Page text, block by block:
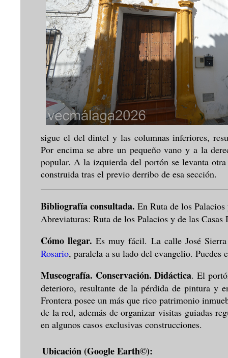
sigue el del dintel y las columnas inferiores,
Por encima se abre un pequeño vano y a la
popular. A la izquierda del portón se levanta
construida tras el previo derribo de esa sección.
Bibliografía consultada. En Ruta de los
Abreviaturas: Ruta de los Palacios y de las Casas
Cómo llegar.Es muy fácil. La calle José
Rosario, paralela a su lado del evangelio.
Museografía. Conservación. Didáctica. El
deterioro, resultante de la pérdida de pintura y
Frontera posee un más que rico patrimonio
de la red, además de organizar visitas guiadas
en algunos casos exclusivas construcciones.
Ubicación (Google Earth©):